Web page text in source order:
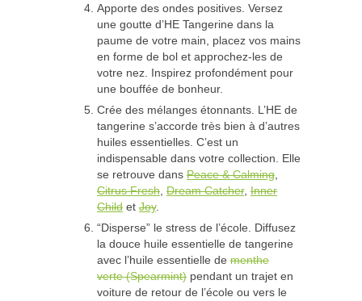
Apporte des ondes positives. Versez
une goutte d’HE Tangerine dans la
paume de votre main, placez vos mains
en forme de bol et approchez-les de
votre nez. Inspirez profondément pour
une bouffée de bonheur.
Crée des mélanges étonnants. L’HE de
tangerine s’accorde très bien à d’autres
huiles essentielles. C’est un
indispensable dans votre collection. Elle
se retrouve dans Peace & Calming,
Citrus Fresh, Dream Catcher, Inner
Child et Joy.
“Disperse” le stress de l’école. Diffusez
la douce huile essentielle de tangerine
avec l’huile essentielle de menthe
verte (Spearmint) pendant un trajet en
voiture de retour de l’école ou vers le